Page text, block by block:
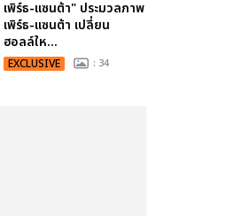
เพิร์ธ-แซนต้า" ประมวลภาพ
เพิร์ธ-แซนต้า เปลี่ยน
ฮอลล์ให...
EXCLUSIVE : 34